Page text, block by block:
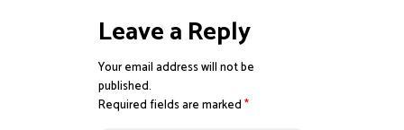
Leave a Reply
Your email address will not be
published.
Required fields are marked*